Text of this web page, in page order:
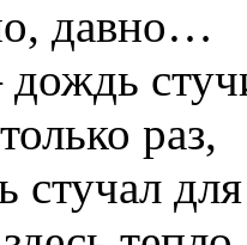
давно…
раз,
стучал